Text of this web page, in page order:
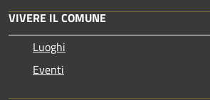
VIVERE IL COMUNE
Luoghi
Eventi